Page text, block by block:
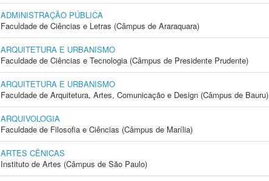
ADMINISTRAÇÃO PÚBLICA
Faculdade de Ciências e Letras (Câmpus de Araraquara)
ARQUITETURA E URBANISMO
Faculdade de Ciências e Tecnologia (Câmpus de Presidente Prudente)
ARQUITETURA E URBANISMO
Faculdade de Arquitetura, Artes, Comunicação e Design (Câmpus de Bauru)
ARQUIVOLOGIA
Faculdade de Filosofia e Ciências (Câmpus de Marília)
ARTES CÊNICAS
Instituto de Artes (Câmpus de São Paulo)